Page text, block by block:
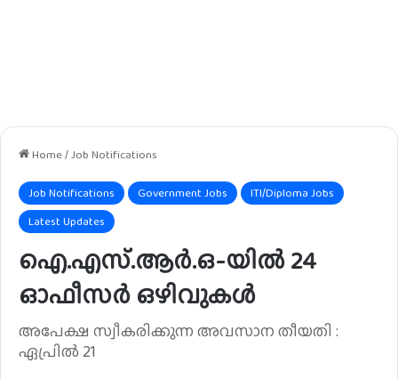
Home/Job Notifications
Job Notifications Government Jobs
ITI/Diploma Jobs
Latest Updates
ഐ.എസ്.ആർ.ഒ-യിൽ 24
ഓഫീസർ ഒഴിവുകൾ
അപേക്ഷ സ്വീകരിക്കുന്ന അവസാന തീയതി :
ഏപ്രിൽ 21